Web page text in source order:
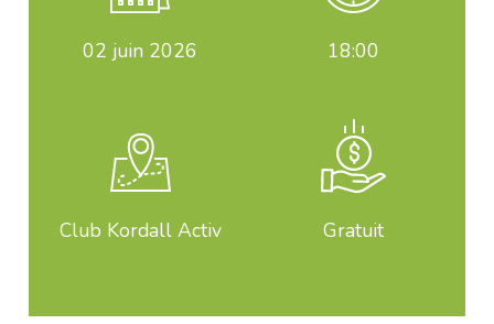
02 juin 2026 18:00
Club Kordall Activ Gratuit